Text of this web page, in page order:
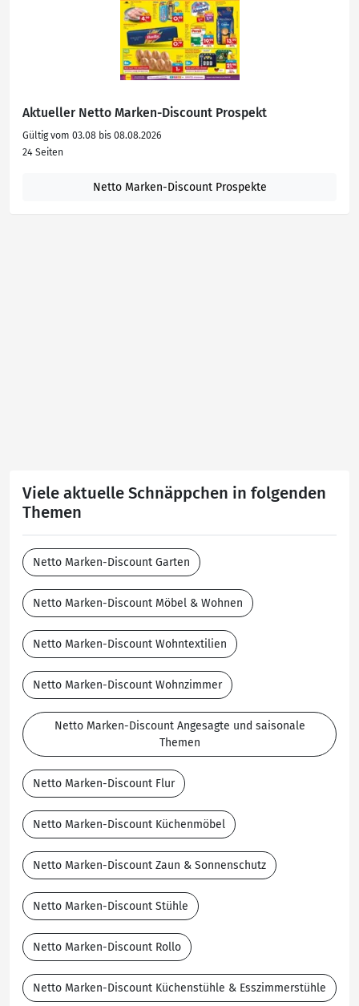
Aktueller Netto Marken-Discount Prospekt
Gültig vom 03.08 bis 08.08.2026
24 Seiten
Netto Marken-Discount Prospekte
Viele aktuelle Schnäppchen in folgenden
Themen
Netto Marken-Discount Garten
Netto Marken-Discount Möbel & Wohnen
Netto Marken-Discount Wohntextilien
Netto Marken-Discount Wohnzimmer
Netto Marken-Discount Angesagte und saisonale
Themen
Netto Marken-Discount Flur
Netto Marken-Discount Küchenmöbel
Netto Marken-Discount Zaun & Sonnenschutz
Netto Marken-Discount Stühle
Netto Marken-Discount Rollo
Netto Marken-Discount Küchenstühle & Esszimmerstühle